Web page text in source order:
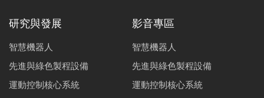
研究與發展
智慧機器人
先進與綠色製程設備
運動控制核心系統
影音專區
智慧機器人
先進與綠色製程設備
運動控制核心系統